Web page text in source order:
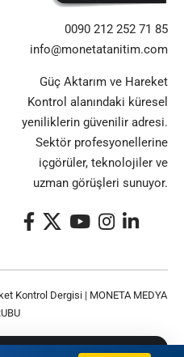
0090 212 252 71 85
info@monetatanitim.com
Güç Aktarım ve Hareket
Kontrol alanındaki küresel
yeniliklerin güvenilir adresi.
Sektör profesyonellerine
içgörüler, teknolojiler ve
uzman görüşleri sunuyor.
Kontrol Dergisi | MONETA MEDYA